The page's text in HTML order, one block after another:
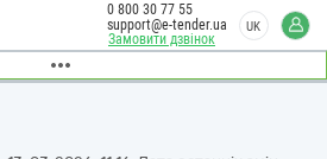
Замовити дзвінок
0 800 30 77 55
support@e-tender.ua
UK